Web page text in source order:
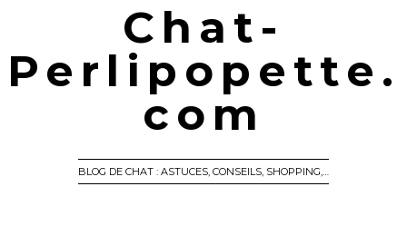
Chat-
Perlipopette.
com
BLOG DE CHAT : ASTUCES, CONSEILS, SHOPPING,…